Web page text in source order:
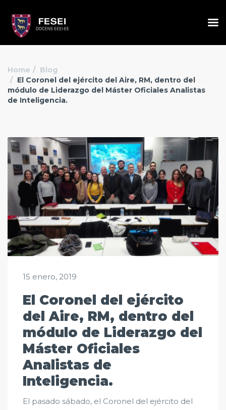
Home
Blog
El Coronel del ejército del Aire, RM, dentro del
módulo de Liderazgo del Máster Oficiales Analistas
de Inteligencia.
15 enero, 2019
El Coronel del ejército
del Aire, RM, dentro del
módulo de Liderazgo del
Máster Oficiales
Analistas de
Inteligencia.
El pasado sábado, el Coronel del ejército del